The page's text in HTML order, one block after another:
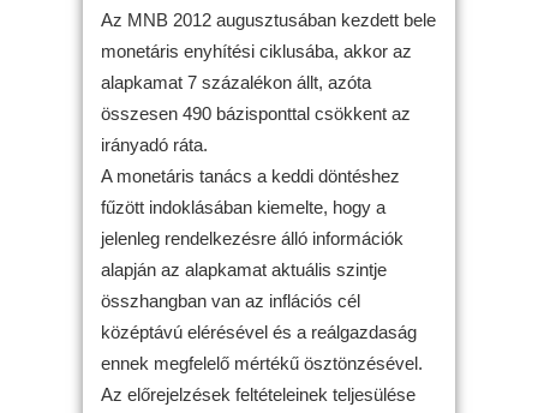
Az MNB 2012 augusztusában kezdett bele
monetáris enyhítési ciklusába, akkor az
alapkamat 7 százalékon állt, azóta
összesen 490 bázisponttal csökkent az
irányadó ráta.
A monetáris tanács a keddi döntéshez
fűzött indoklásában kiemelte, hogy a
jelenleg rendelkezésre álló információk
alapján az alapkamat aktuális szintje
összhangban van az inflációs cél
középtávú elérésével és a reálgazdaság
ennek megfelelő mértékű ösztönzésével.
Az előrejelzések feltételeinek teljesülése